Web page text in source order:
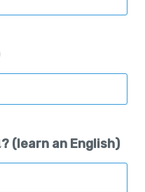
(learn an English)